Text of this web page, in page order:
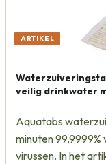
ARTIKEL
veilig drinkwater
Aquatabs
minuten 99,9999%
virussen. In het